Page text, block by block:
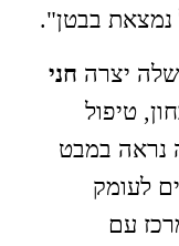
בבטן".
שלה יצרה חני
טיפול
נראה במבט
לעומק
עם